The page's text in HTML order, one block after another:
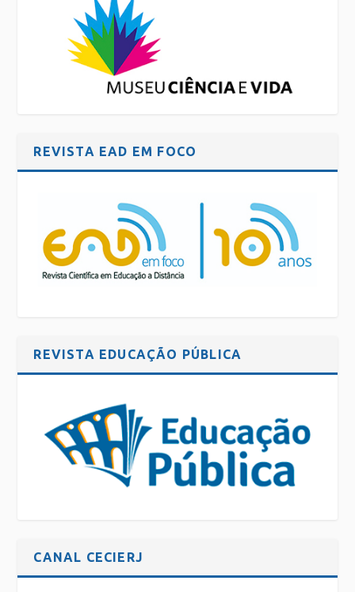
REVISTA EAD EM FOCO
REVISTA EDUCAÇÃO PÚBLICA
CANAL CECIERJ